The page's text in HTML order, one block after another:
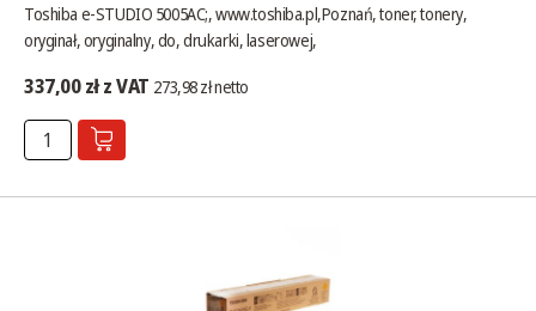
Toshiba e-STUDIO 5005AC;,www.toshiba.pl,Poznań, toner, tonery,
oryginał, oryginalny, do, drukarki, laserowej,
337,00 zł z VAT 273,98 zł netto